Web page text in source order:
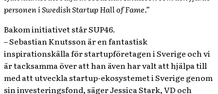
personen i Swedish Startup Hall of Fame.”
Bakom initiativet står SUP46.
– Sebastian Knutsson är en fantastisk
inspirationskälla för startupföretagen i Sverige och vi
är tacksamma över att han även har valt att hjälpa till
med att utveckla startup-ekosystemet i Sverige genom
sin investeringsfond, säger Jessica Stark, VD och